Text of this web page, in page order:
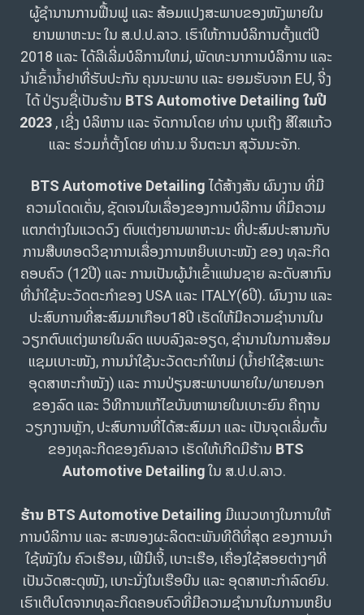
ຜູ້ຊຳນານການຟື້ນຟູ ແລະ ສ້ອມແປງສະພາບຂອງໜັງພາຍໃນ
ຍານພາຫະນະ ໃນ ສ.ປ.ປ.ລາວ. ເຮົາໃຫ້ການບໍລິການຕັ້ງແຕ່ປີ
2018 ແລະ ໄດ້ລີເລີ່ມບໍລິການໃຫມ່, ພັດທະນາການບໍລິການ ແລະ
ນຳເຂົ້ານ້ຳຢາທີ່ຮັບປະກັນ ຄຸນນະພາບ ແລະ ຍອມຮັບຈາກ EU, ຈີ່ງ
ໄດ້ ປ່ຽນຊື່ເປັນຮ້ານ BTS Automotive Detailing ໃນປີ
2023 , ເຊີ່ງ ບໍລິຫານ ແລະ ຈັດການໂດຍ ທ່ານ ບຸນເຖີງ ສີໃສແກ້ວ
ແລະ ຮ່ວມກໍ່ຕັ້ງໂດຍ ທ່ານ.ນ ຈິນຕະນາ ສຸວັນນະຈັກ.
BTS Automotive Detailing ໄດ້ສ້າງສັນ ຜົນງານ ທີ່ມີ
ຄວາມໂດດເດັ່ນ, ຊັດເຈນໃນເລື່ອງຂອງການບໍລີການ ທີ່ມີຄວາມ
ແຕກຕ່າງໃນແວດວົງ ຕົບແຕ່ງຍານພາຫະນະ ທີ່ປະສົມປະສານກັບ
ການສືບທອດວິຊາການເລື່ອງການຫຍິບເບາະໜັງ ຂອງ ທຸລະກິດ
ຄອບຄົວ (12ປີ) ແລະ ການເປັນຜູ້ນຳເຂົ້າແຟນຊາຍ ລະດັບສາກົນ
ທີ່ນຳໃຊ້ນະວັດຕະກຳຂອງ USA ແລະ ITALY(6ປີ). ຜົນງານ ແລະ
ປະສົບການທີ່ສະສົມມາເກືອບ18ປີ ເຮັດໃຫ້ມີຄວາມຊຳນານໃນ
ວຽກຕົບແຕ່ງພາຍໃນລົດ ແບບລົງລະອຽດ, ຊຳນານໃນການສ້ອມ
ແຊມເບາະໜັງ, ການນຳໃຊ້ນະວັດຕະກຳໃຫມ່ (ນ້ຳຢາໃຊ້ສະເພາະ
ອຸດສາຫະກຳໜັງ) ແລະ ການປ່ຽນສະພາບພາຍໃນ/ພາຍນອກ
ຂອງລົດ ແລະ ວິທີການແກ້ໄຂບັນຫາພາຍໃນເບາະຍົນ ຄືຖານ
ວຽກງານຫຼັກ, ປະສົບການທີ່ໄດ້ສະສົມມາ ແລະ ເປັນຈຸດເລີ່ມຕົ້ນ
ຂອງທຸລະກີດຂອງຄົນລາວ ເຮັດໃຫ້ເກີດມີຮ້ານ BTS
Automotive Detailingໃນ ສ.ປ.ປ.ລາວ.
ຮ້ານ BTS Automotive Detailing ມີແນວທາງໃນການໃຫ້
ການບໍລິການ ແລະ ສະໜອງຜະລິດຕະພັນທີດີທີ່ສຸດ ຂອງການນຳ
ໃຊ້ໜັງໃນ ຄົວເຮືອນ, ເຟີນີເຈີ້, ເບາະເຮືອ, ເຄື່ອງໃຊ້ສອຍຕ່າງໆທີ່
ເປັນວັດສະດຸໜັງ, ເບາະນັ່ງໃນເຮືອບິນ ແລະ ອຸດສາຫະກຳລົດຍົນ.
ເຮົາເຕີບໂຕຈາກທຸລະກິດຄອບຄົວທີ່ມີຄວາມຊຳນານໃນການຫຍິບ